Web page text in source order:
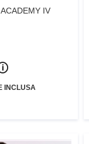
ACADEMY IV
INCLUSA